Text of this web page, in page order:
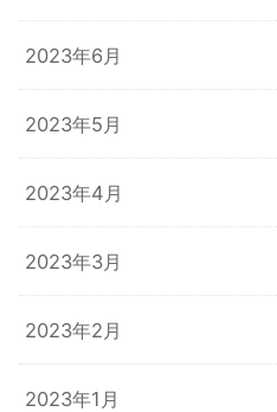
2023年6月
2023年5月
2023年4月
2023年3月
2023年2月
2023年1月